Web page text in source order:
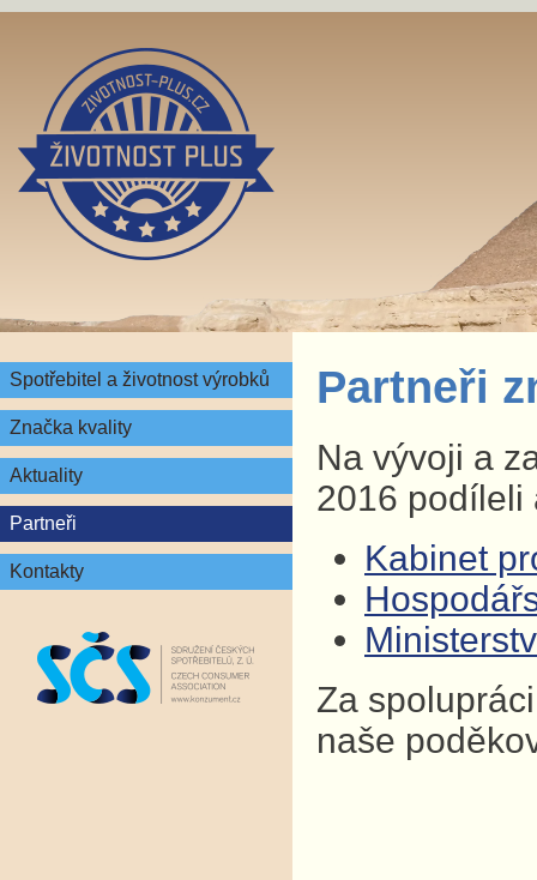
Spotřebitel a životnost výrobků
Značka kvality
Aktuality
Partneři
Kontakty
Partneři
Na vývoji a
2016 podíleli
Kabinet
Za
naše